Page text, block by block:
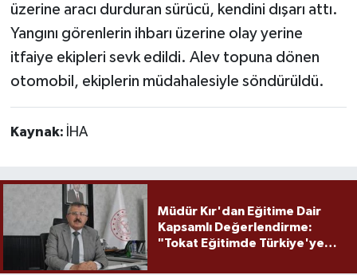
üzerine aracı durduran sürücü, kendini dışarı attı.
Yangını görenlerin ihbarı üzerine olay yerine
itfaiye ekipleri sevk edildi. Alev topuna dönen
otomobil, ekiplerin müdahalesiyle söndürüldü.
Kaynak: İHA
Müdür Kır'dan Eğitime Dair
Kapsamlı Değerlendirme:
"Tokat Eğitimde Türkiye'ye